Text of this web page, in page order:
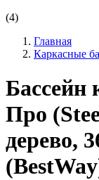
(4)
Главная
Каркасные
Бассейн
Про
дерево,